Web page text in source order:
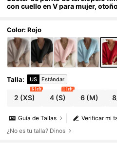
con cuello en V para mujer,
Color: Rojo
Talla: US Estándar
2 (XS)
6 left
4(S)
1 left
6(M)
Verificar mi
Guía de Tallas
¿No es tu talla? Dinos